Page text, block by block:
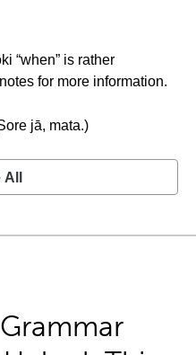
“when” is rather
for more information.
jā, mata.)